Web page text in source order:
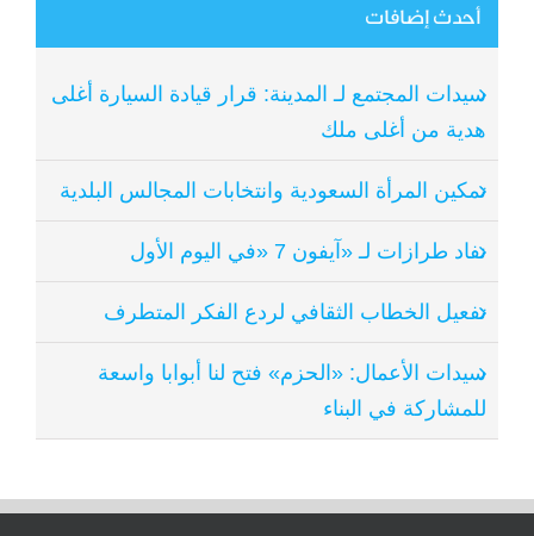
أحدث إضافات
سيدات المجتمع لـ المدينة: قرار قيادة السيارة أغلى
هدية من أغلى ملك
تمكين المرأة السعودية وانتخابات المجالس البلدية
نفاد طرازات لـ «آيفون 7 «في اليوم الأول
تفعيل الخطاب الثقافي لردع الفكر المتطرف
سيدات الأعمال: «الحزم» فتح لنا أبوابا واسعة
للمشاركة في البناء